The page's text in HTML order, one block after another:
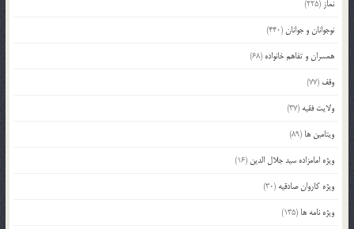
نماز (225)
نوجوانان و جوانان(440)
همسران و تفاهم خانواده (68)
وقف (77)
ولایت فقیه (37)
ویتامین ها (89)
ویژه امامزاده سید جلال الدین (16)
ویژه کاروان صادقیه (30)
ویژه نامه ها (135)